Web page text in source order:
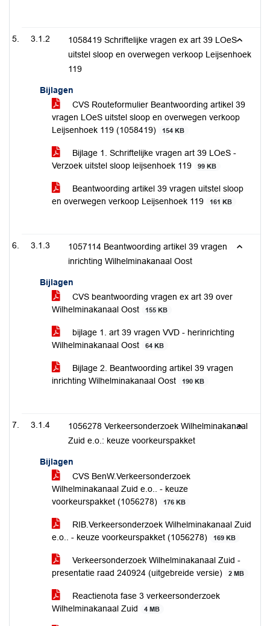
3.1.2
1058419 Schriftelijke vragen ex art 39 LOeS
uitstel sloop en overwegen verkoop Leijsenhoek
119
Bijlagen
CVS Routeformulier Beantwoording artikel 39
vragen LOeS uitstel sloop en overwegen verkoop
Leijsenhoek 119 (1058419)
154 KB
Bijlage 1. Schriftelijke vragen art 39 LOeS -
Verzoek uitstel sloop leijsenhoek 119
99 KB
Beantwoording artikel 39 vragen uitstel sloop
en overwegen verkoop Leijsenhoek 119
161 KB
3.1.3
1057114 Beantwoording artikel 39 vragen
inrichting Wilhelminakanaal Oost
Bijlagen
CVS beantwoording vragen ex art 39 over
Wilhelminakanaal Oost
155 KB
bijlage 1. art 39 vragen VVD - herinrichting
Wilhelminakanaal Oost
64 KB
Bijlage 2. Beantwoording artikel 39 vragen
inrichting Wilhelminakanaal Oost
190 KB
3.1.4
1056278 Verkeersonderzoek Wilhelminakanaal
Zuid e.o.: keuze voorkeurspakket
Bijlagen
CVS BenW.Verkeersonderzoek
Wilhelminakanaal Zuid e.o.. - keuze
voorkeurspakket (1056278)
176 KB
RIB.Verkeersonderzoek Wilhelminakanaal Zuid
e.o.. - keuze voorkeurspakket (1056278)
169 KB
Verkeersonderzoek Wilhelminakanaal Zuid -
presentatie raad 240924 (uitgebreide versie)
2 MB
Reactienota fase 3 verkeersonderzoek
Wilhelminakanaal Zuid
4 MB